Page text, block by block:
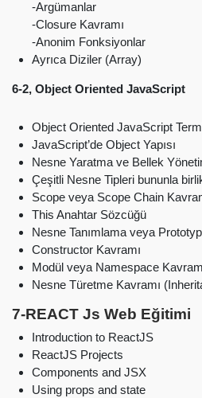
-Argümanlar
-Closure Kavramı
-Anonim Fonksiyonlar
Ayrıca Diziler (Array)
6-2, Object Oriented JavaScript
Object Oriented JavaScript
JavaScript’de Object Yapısı
Nesne Yaratma ve Bellek
Çeşitli Nesne Tipleri bununla
Scope veya Scope Chain
This Anahtar Sözcüğü
Nesne Tanımlama veya
Constructor Kavramı
Modül veya Namespace
Nesne Türetme Kavramı
7-REACT Js Web Eğitimi
Introduction to ReactJS
ReactJS Projects
Components and JSX
Using props and state